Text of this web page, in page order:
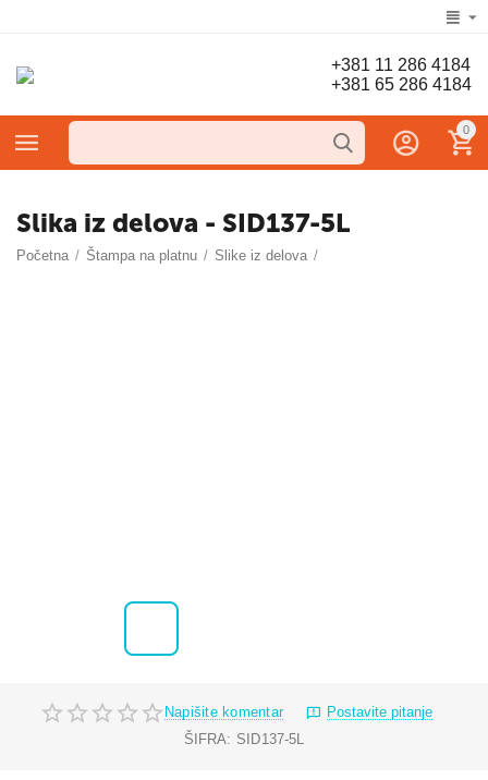
+381 11 286 4184
+381 65 286 4184
0
Slika iz delova - SID137-5L
Početna / Štampa na platnu / Slike iz delova /
Napišite komentar
Postavite pitanje
ŠIFRA: SID137-5L